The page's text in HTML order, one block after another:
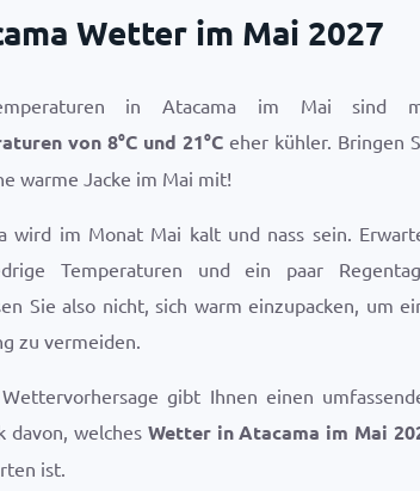
Wetter im Mai 2027
in Atacama im Mai sind
von8°C und21°C eher kühler. Bringen
warme Jacke im Mai mit!
wird im Monat Mai kalt und nass sein.
Temperaturen und ein paar
Sie also nicht, sich warm einzupacken, um
zu vermeiden.
gibt Ihnen einen
davon, welches Wetter in Atacama im Mai
ist.